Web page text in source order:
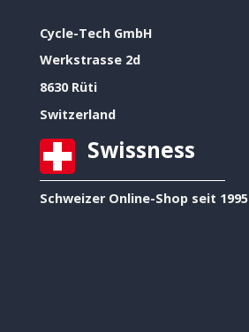
Cycle-Tech GmbH
Werkstrasse 2d
8630 Rüti
Switzerland
Swissness
Schweizer Online-Shop seit 1995